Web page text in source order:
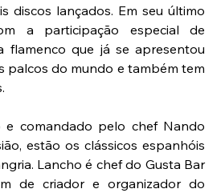
discos lançados. Em seu último
a participação especial de
flamenco que já se apresentou
palcos do mundo e também tem
e comandado pelo chef Nando
estão os clássicos espanhóis
Lancho é chef do Gusta Bar
de criador e organizador do